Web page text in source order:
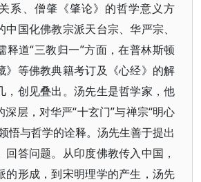
系、僧肇《肇论》的哲学意义方
国化佛教宗派天台宗、华严宗、
释道“三教归一”方面，在普林斯顿
》等佛教典籍考订及《心经》的解
，创见叠出。汤先生是哲学家，他
层，对华严“十玄门”与禅宗“明心
悟与哲学的诠释。汤先生善于提出
回答问题。从印度佛教传入中国，
的形成，到宋明理学的产生，汤先